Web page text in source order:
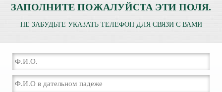
ЗАПОЛНИТЕ ПОЖАЛУЙСТА ЭТИ ПОЛЯ.
НЕ ЗАБУДЬТЕ УКАЗАТЬ ТЕЛЕФОН ДЛЯ СВЯЗИ С ВАМИ